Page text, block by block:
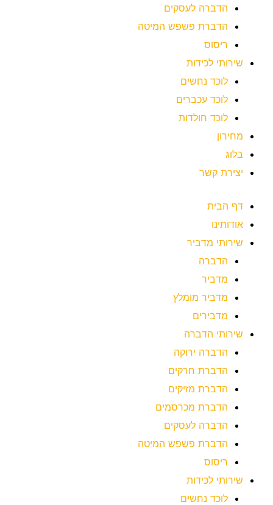
הדברה לעסקים
הדברת פשפש המיטה
ריסוס
שירותי לכידות
לוכד נחשים
לוכד עכברים
לוכד חולדות
מחירון
בלוג
יצירת קשר
דף הבית
אודותינו
שירותי מדביר
הדברה
מדביר
מדביר מומלץ
מדבירים
שירותי הדברה
הדברה ירוקה
הדברת חרקים
הדברת מזיקים
הדברת מכרסמים
הדברה לעסקים
הדברת פשפש המיטה
ריסוס
שירותי לכידות
לוכד נחשים